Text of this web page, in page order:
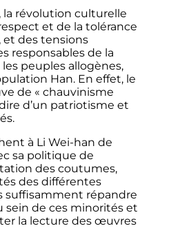
la révolution culturelle
et de la tolérance
et des tensions
responsables de la
peuples allogènes,
Han. En effet, le
de « chauvinisme
dire d’un patriotisme et
à Li Wei-han de
sa politique de
des coutumes,
des différentes
suffisamment répandre
sein de ces minorités et
la lecture des œuvres